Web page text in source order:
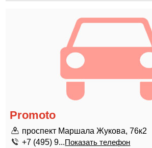
Promoto
проспект Маршала Жукова, 76к2
+7 (495) 9...Показать телефон